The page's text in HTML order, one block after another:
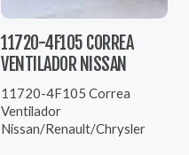
11720-4F105 CORREA
VENTILADOR NISSAN
11720-4F105 Correa
Ventilador
Nissan/Renault/Chrysler